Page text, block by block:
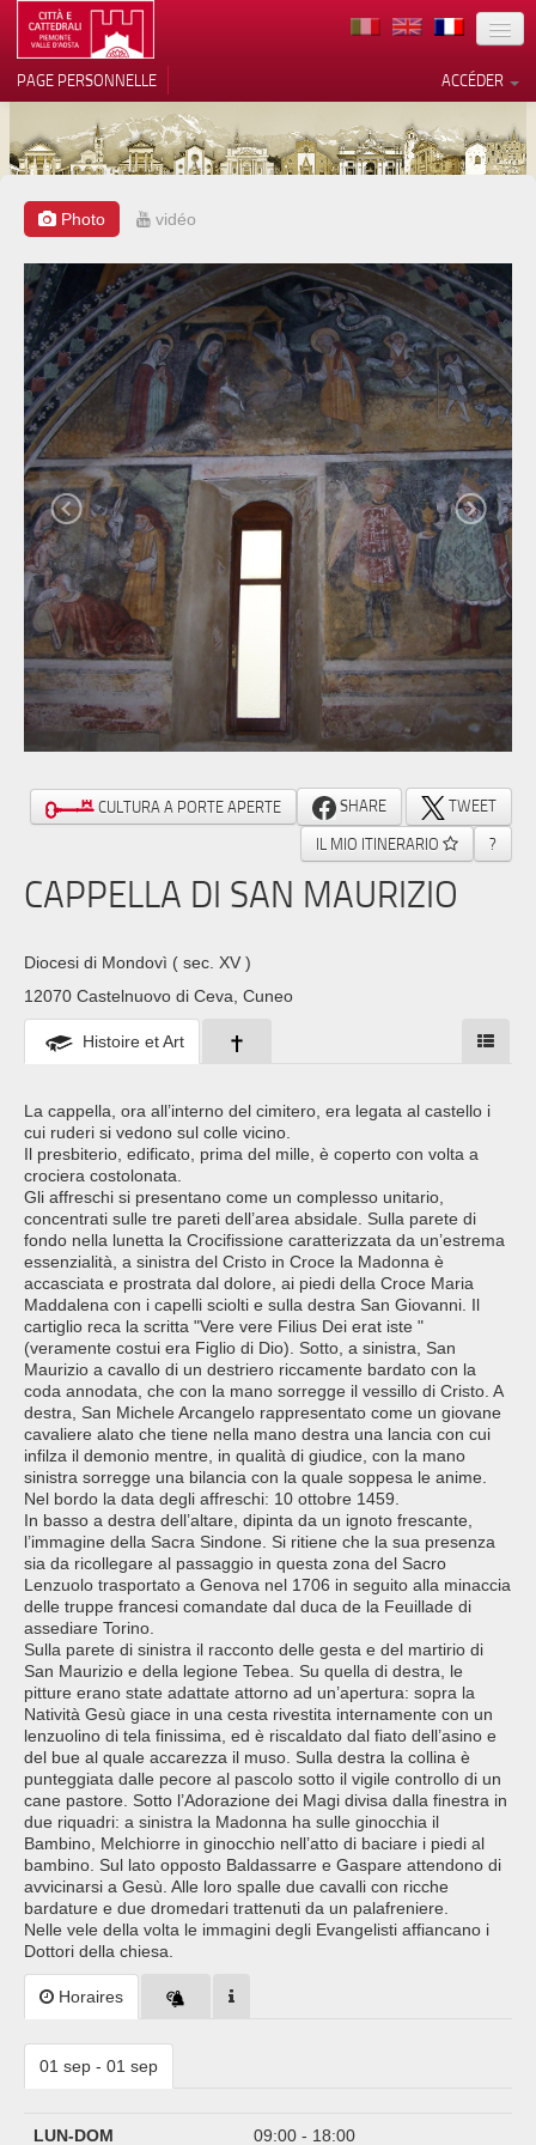
TERRITOIRE
ARCHITECTURE
MUSÉES
ITINÉRAIRES
EVÉNEMENTS
ACCUEIL
BÉNÉVOLES
CONTACTS
PRESS
ACCÉDER
PAGE PERSONNELLE
Photo vidéo
CULTURA A PORTE APERTE SHARE
TWEET
IL MIO ITINERARIO
?
CAPPELLA DI SAN MAURIZIO
Diocesi di Mondovì ( sec. XV )
12070 Castelnuovo di Ceva, Cuneo
Histoire et Art
La cappella, ora all’interno del cimitero, era legata al castello i
cui ruderi si vedono sul colle vicino.
Il presbiterio, edificato, prima del mille, è coperto con volta a
crociera costolonata.
Gli affreschi si presentano come un complesso unitario,
concentrati sulle tre pareti dell’area absidale. Sulla parete di
fondo nella lunetta la Crocifissione caratterizzata da un’estrema
essenzialità, a sinistra del Cristo in Croce la Madonna è
accasciata e prostrata dal dolore, ai piedi della Croce Maria
Maddalena con i capelli sciolti e sulla destra San Giovanni. Il
cartiglio reca la scritta "Vere vere Filius Dei erat iste "
(veramente costui era Figlio di Dio). Sotto, a sinistra, San
Maurizio a cavallo di un destriero riccamente bardato con la
coda annodata, che con la mano sorregge il vessillo di Cristo. A
destra, San Michele Arcangelo rappresentato come un giovane
cavaliere alato che tiene nella mano destra una lancia con cui
infilza il demonio mentre, in qualità di giudice, con la mano
sinistra sorregge una bilancia con la quale soppesa le anime.
Nel bordo la data degli affreschi: 10 ottobre 1459.
In basso a destra dell’altare, dipinta da un ignoto frescante,
l’immagine della Sacra Sindone. Si ritiene che la sua presenza
sia da ricollegare al passaggio in questa zona del Sacro
Lenzuolo trasportato a Genova nel 1706 in seguito alla minaccia
delle truppe francesi comandate dal duca de la Feuillade di
assediare Torino.
Sulla parete di sinistra il racconto delle gesta e del martirio di
San Maurizio e della legione Tebea. Su quella di destra, le
pitture erano state adattate attorno ad un’apertura: sopra la
Natività Gesù giace in una cesta rivestita internamente con un
lenzuolino di tela finissima, ed è riscaldato dal fiato dell’asino e
del bue al quale accarezza il muso. Sulla destra la collina è
punteggiata dalle pecore al pascolo sotto il vigile controllo di un
cane pastore. Sotto l’Adorazione dei Magi divisa dalla finestra in
due riquadri: a sinistra la Madonna ha sulle ginocchia il
Bambino, Melchiorre in ginocchio nell’atto di baciare i piedi al
bambino. Sul lato opposto Baldassarre e Gaspare attendono di
avvicinarsi a Gesù. Alle loro spalle due cavalli con ricche
bardature e due dromedari trattenuti da un palafreniere.
Nelle vele della volta le immagini degli Evangelisti affiancano i
Dottori della chiesa.
Horaires
01 sep - 01 sep
LUN-DOM 09:00 - 18:00
Notification lors de la collecte
Vos choix en matière de